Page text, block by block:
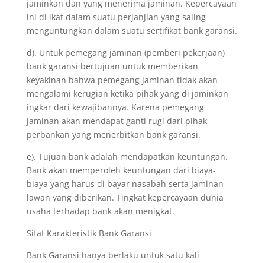
jaminkan dan yang menerima jaminan. Kepercayaan
ini di ikat dalam suatu perjanjian yang saling
menguntungkan dalam suatu sertifikat bank garansi.
d). Untuk pemegang jaminan (pemberi pekerjaan)
bank garansi bertujuan untuk memberikan
keyakinan bahwa pemegang jaminan tidak akan
mengalami kerugian ketika pihak yang di jaminkan
ingkar dari kewajibannya. Karena pemegang
jaminan akan mendapat ganti rugi dari pihak
perbankan yang menerbitkan bank garansi.
e). Tujuan bank adalah mendapatkan keuntungan.
Bank akan memperoleh keuntungan dari biaya-
biaya yang harus di bayar nasabah serta jaminan
lawan yang diberikan. Tingkat kepercayaan dunia
usaha terhadap bank akan menigkat.
Sifat Karakteristik Bank Garansi
Bank Garansi hanya berlaku untuk satu kali